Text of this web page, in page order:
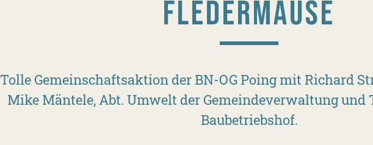
FLEDERMÄUSE
Tolle Gemeinschaftsaktion der BN-OG Poing mit Richard
Mike Mäntele, Abt. Umwelt der Gemeindeverwaltung und
Baubetriebshof.